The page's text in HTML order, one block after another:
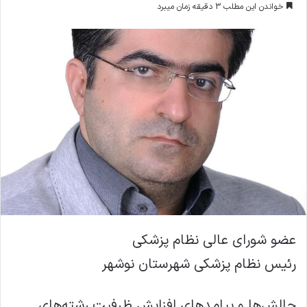
ا
ل
ی
م
خواندن این مطلب 3 دقیقه زمان میبرد
عضو شورای عالی نظام پزشکی
رئیس نظام پزشکی شهرستان نوشهر